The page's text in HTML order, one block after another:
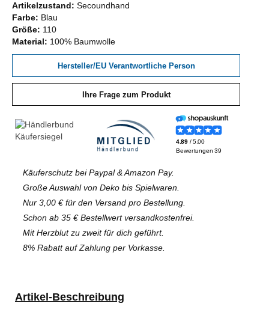
Artikelzustand: Secoundhand
Farbe: Blau
Größe: 110
Material: 100% Baumwolle
Hersteller/EU Verantwortliche Person
Ihre Frage zum Produkt
Käuferschutz bei Paypal & Amazon Pay.
Große Auswahl von Deko bis Spielwaren.
Nur 3,00 € für den Versand pro Bestellung.
Schon ab 35 € Bestellwert versandkostenfrei.
Mit Herzblut zu zweit für dich geführt.
8% Rabatt auf Zahlung per Vorkasse.
Artikel-Beschreibung